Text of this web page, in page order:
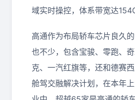
域实时操控，体系带宽达
高通作为布局轿车芯片良久
也不少，包含宝骏、零跑、
克、一汽红旗等，还和德赛
舱驾交融解决计划，在本年